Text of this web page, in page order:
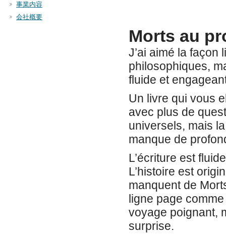
Morts au
J’ai aimé la façon
philosophiques,
fluide et
Un livre qui vous
avec plus de
universels, mais
manque de
L’écriture est
L’histoire est
manquent de
ligne page
voyage poignant,
surprise.
事業内容
会社概要